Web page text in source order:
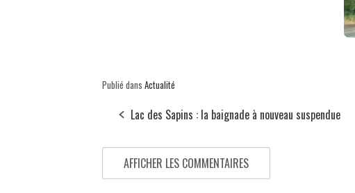
Publié dans Actualité
Lac des Sapins : la baignade à nouveau suspendue
AFFICHER LES COMMENTAIRES